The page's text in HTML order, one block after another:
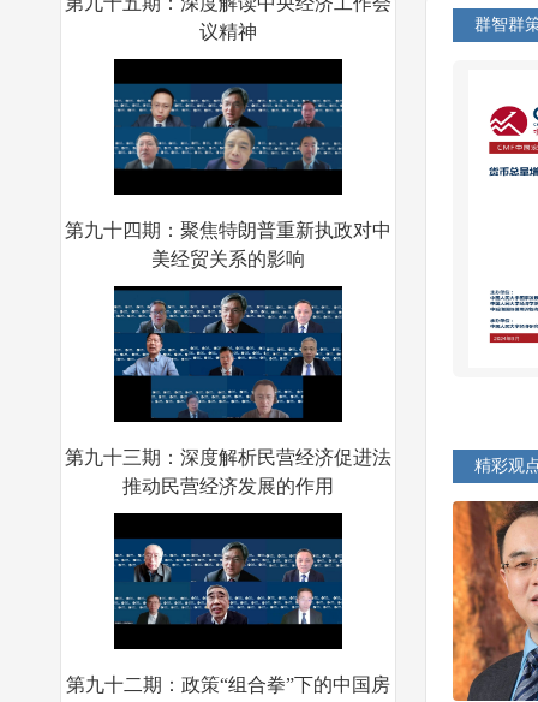
议精神
美经贸关系的影响
推动民营经济发展的作用
地产市场
群智群
精彩观